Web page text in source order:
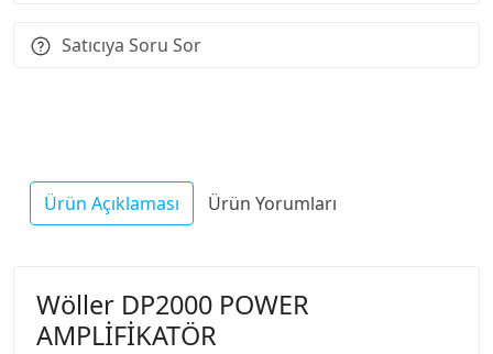
Satıcıya Soru Sor
Ürün Açıklaması Ürün Yorumları
Wöller DP2000 POWER
AMPLİFİKATÖR